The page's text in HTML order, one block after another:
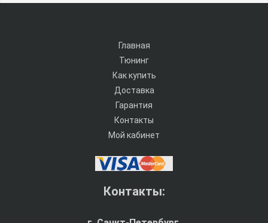
Главная
Тюнинг
Как купить
Доставка
Гарантия
Контакты
Мой кабинет
Контакты: